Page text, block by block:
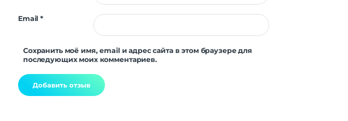
Email*
Сохранить моё имя, email и адрес сайта в этом браузере для
последующих моих комментариев.